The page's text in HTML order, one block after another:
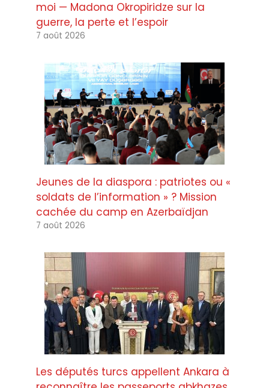
moi — Madona Okropiridze sur la
guerre, la perte et l’espoir
7 août 2026
Jeunes de la diaspora : patriotes ou «
soldats de l’information » ? Mission
cachée du camp en Azerbaïdjan
7 août 2026
Les députés turcs appellent Ankara à